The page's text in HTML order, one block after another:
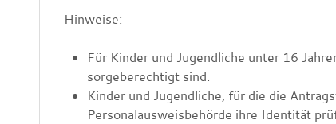
Hinweise:
Für Kinder und Jugendliche unter 16
sorgeberechtigt sind.
Kinder und Jugendliche, für die die
Personalausweisbehörde ihre Identität